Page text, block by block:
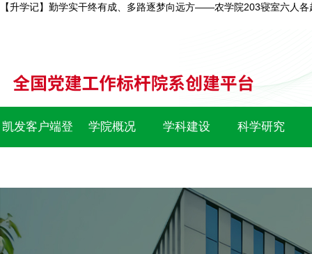
【升学记】勤学实干终有成、多路逐梦向远方——农学院203寝室六人
凯发客户端登 学院概况 学科建设 科学研究